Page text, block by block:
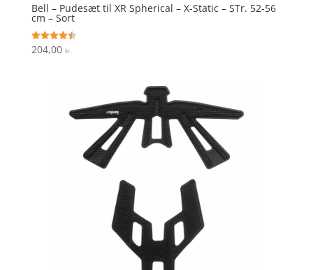
Bell – Pudesæt til XR Spherical – X-Static – STr. 52-56
cm – Sort
Vurderet
4.5
204,00 kr.